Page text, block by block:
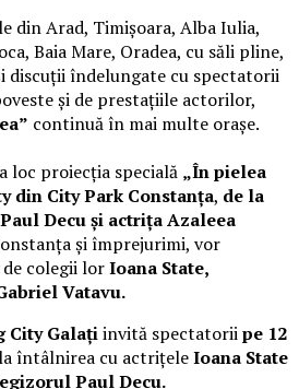
din Arad, Timișoara, Alba Iulia,
Baia Mare, Oradea, cu săli pline,
discuții îndelungate cu spectatorii
și de prestațiile actorilor,
continuă în mai multe orașe.
loc proiecția specială „În pielea
din City Park Constanța, de la
Decu și actrița Azaleea
și împrejurimi, vor
colegii lorIoana State,
Vatavu.
City Galațiinvită spectatoriipe 12
întâlnirea cu actrițeleIoana State
Paul Decu.